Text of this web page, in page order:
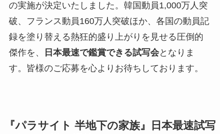
の実施が決定いたしました。韓国動員1,000万人突
破、フランス動員160万人突破ほか、各国の動員記
録を塗り替える熱狂的盛り上がりを見せる圧倒的
傑作を、
日本最速で鑑賞できる試写会となりま
す。皆様のご応募を心よりお待ちしております。
『パラサイト 半地下の家族』日本最速試写